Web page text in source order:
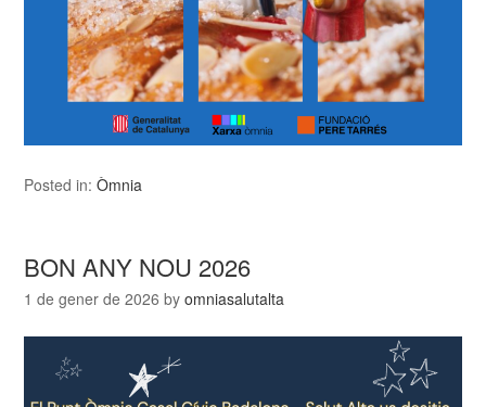
Posted in:Òmnia
BON ANY NOU 2026
1 de gener de 2026 byomniasalutalta